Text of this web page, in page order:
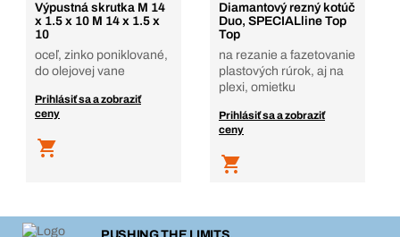
Výpustná skrutka M 14
x 1.5 x 10 M 14 x 1.5 x
10
oceľ, zinko poniklované,
do olejovej vane
Prihlásiť sa a zobraziť
ceny
Diamantový rezný kotúč
Duo, SPECIALline Top
Top
na rezanie a fazetovanie
plastových rúrok, aj na
plexi, omietku
Prihlásiť sa a zobraziť
ceny